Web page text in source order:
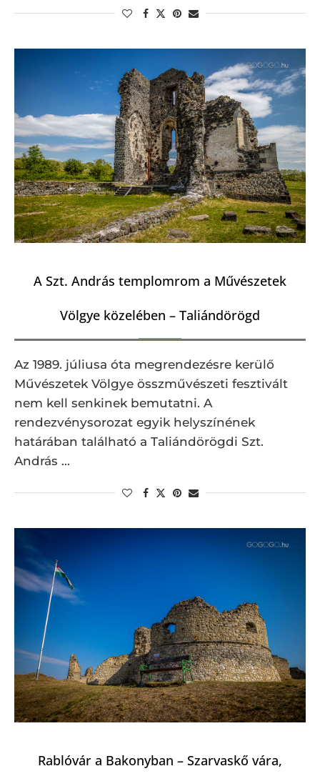
A Szt. András templomrom a Művészetek
Völgye közelében – Taliándörögd
Az 1989. júliusa óta megrendezésre kerülő
Művészetek Völgye összművészeti fesztivált
nem kell senkinek bemutatni. A
rendezvénysorozat egyik helyszínének
határában található a Taliándörögdi Szt.
András …
Rablóvár a Bakonyban – Szarvaskő vára,